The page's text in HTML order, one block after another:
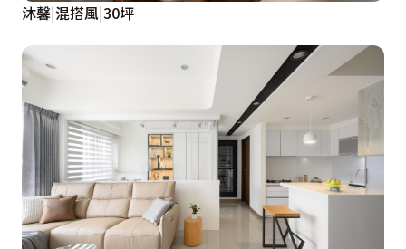
沐馨|混搭風|30坪